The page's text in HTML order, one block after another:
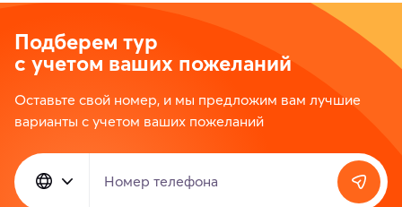
Подберем тур
с учетом ваших пожеланий
Оставьте свой номер, и мы предложим вам лучшие
варианты с учетом ваших пожеланий
Номер телефона